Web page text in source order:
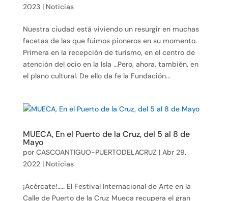
2023| Noticias
Nuestra ciudad está viviendo un resurgir en muchas
facetas de las que fuimos pioneros en su momento.
Primera en la recepción de turismo, en el centro de
atención del ocio en la Isla …Pero, ahora, también, en
el plano cultural. De ello da fe la Fundación...
MUECA, En el Puerto de la Cruz, del 5 al 8 de
Mayo
por CASCOANTIGUO-PUERTODELACRUZ | Abr 29,
2022 | Noticias
¡Acércate!….. El Festival Internacional de Arte en la
Calle de Puerto de la Cruz Mueca recupera el gran